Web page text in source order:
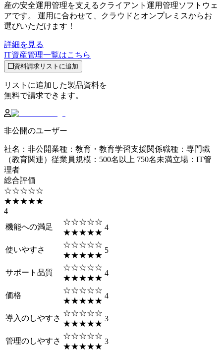
産の安全運用管理を支えるクライアント運用管理ソフトウェ
アです。 運用に合わせて、クラウドとオンプレミスからお
選びいただけます！
詳細を見る
IT資産管理一覧はこちら
資料請求リストに追加
リストに追加した製品資料を
無料で請求できます。
非公開のユーザー
社名 ： 非公開業種 ： 教育・教育学習支援関係職種 ： 専門職
（教育関連） 従業員規模 ： 500名以上 750名未満立場 ： IT管
理者
総合評価
☆☆☆☆☆
★★★★★
4
機能への満足
☆☆☆☆☆
★★★★★
4
使いやすさ
☆☆☆☆☆
★★★★★
5
サポート品質
☆☆☆☆☆
★★★★★
4
価格
☆☆☆☆☆
★★★★★
4
導入のしやすさ
☆☆☆☆☆
★★★★★
3
管理のしやすさ
☆☆☆☆☆
★★★★★
3